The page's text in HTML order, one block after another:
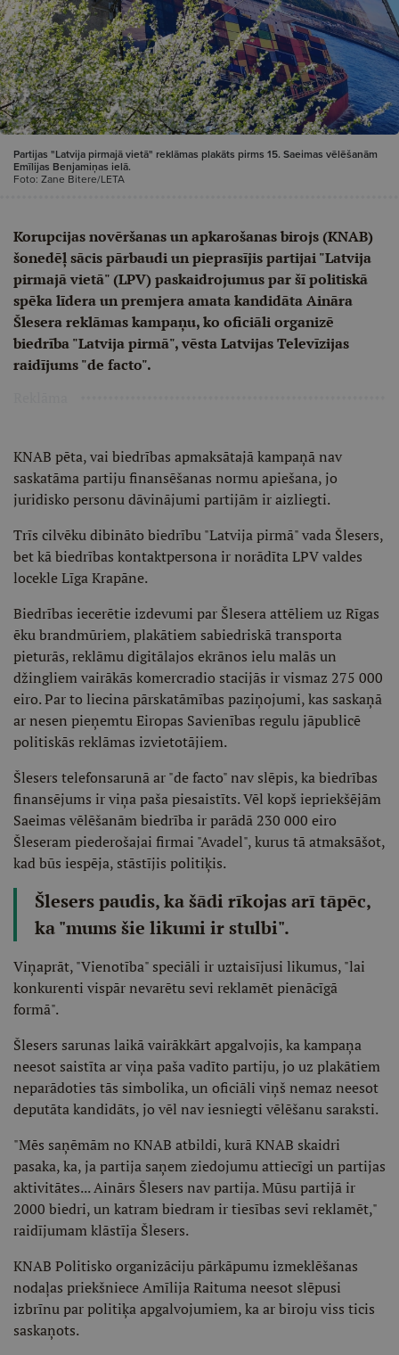
Partijas "Latvija pirmajā vietā" reklāmas plakāts pirms 15. Saeimas vēlēšanām
Emīlijas Benjamiņas ielā.
Foto: Zane Bitere/LETA
Korupcijas novēršanas un apkarošanas birojs (KNAB)
šonedēļ sācis pārbaudi un pieprasījis partijai "Latvija
pirmajā vietā" (LPV) paskaidrojumus par šī politiskā
spēka līdera un premjera amata kandidāta Aināra
Šlesera reklāmas kampaņu, ko oficiāli organizē
biedrība "Latvija pirmā", vēsta Latvijas Televīzijas
raidījums "de facto".
KNAB pēta, vai biedrības apmaksātajā kampaņā nav
saskatāma partiju finansēšanas normu apiešana, jo
juridisko personu dāvinājumi partijām ir aizliegti.
Trīs cilvēku dibināto biedrību "Latvija pirmā" vada Šlesers,
bet kā biedrības kontaktpersona ir norādīta LPV valdes
locekle Līga Krapāne.
Biedrības iecerētie izdevumi par Šlesera attēliem uz Rīgas
ēku brandmūriem, plakātiem sabiedriskā transporta
pieturās, reklāmu digitālajos ekrānos ielu malās un
džingliem vairākās komercradio stacijās ir vismaz 275 000
eiro. Par to liecina pārskatāmības paziņojumi, kas saskaņā
ar nesen pieņemtu Eiropas Savienības regulu jāpublicē
politiskās reklāmas izvietotājiem.
Šlesers telefonsarunā ar "de facto" nav slēpis, ka biedrības
finansējums ir viņa paša piesaistīts. Vēl kopš iepriekšējām
Saeimas vēlēšanām biedrība ir parādā 230 000 eiro
Šleseram piederošajai firmai "Avadel", kurus tā atmaksāšot,
kad būs iespēja, stāstījis politiķis.
Šlesers paudis, ka šādi rīkojas arī tāpēc,
ka "mums šie likumi ir stulbi".
Viņaprāt, "Vienotība" speciāli ir uztaisījusi likumus, "lai
konkurenti vispār nevarētu sevi reklamēt pienācīgā
formā".
Šlesers sarunas laikā vairākkārt apgalvojis, ka kampaņa
neesot saistīta ar viņa paša vadīto partiju, jo uz plakātiem
neparādoties tās simbolika, un oficiāli viņš nemaz neesot
deputāta kandidāts, jo vēl nav iesniegti vēlēšanu saraksti.
"Mēs saņēmām no KNAB atbildi, kurā KNAB skaidri
pasaka, ka, ja partija saņem ziedojumu attiecīgi un partijas
aktivitātes... Ainārs Šlesers nav partija. Mūsu partijā ir
2000 biedri, un katram biedram ir tiesības sevi reklamēt,"
raidījumam klāstīja Šlesers.
KNAB Politisko organizāciju pārkāpumu izmeklēšanas
nodaļas priekšniece Amīlija Raituma neesot slēpusi
izbrīnu par politiķa apgalvojumiem, ka ar biroju viss ticis
saskaņots.